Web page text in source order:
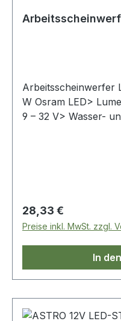
Arbeitsscheinwerfer LED 16W >
W Osram LED>
9 – 32 V> Wasser-
Regulärer Preis:
28,33 €
Preise inkl. MwSt. zzgl.
In